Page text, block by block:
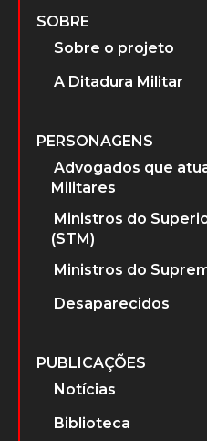
SOBRE
Sobre o projeto
A Ditadura Militar
PERSONAGENS
Advogados que
Militares
Ministros do
(STM)
Ministros do
Desaparecidos
PUBLICAÇÕES
Notícias
Biblioteca